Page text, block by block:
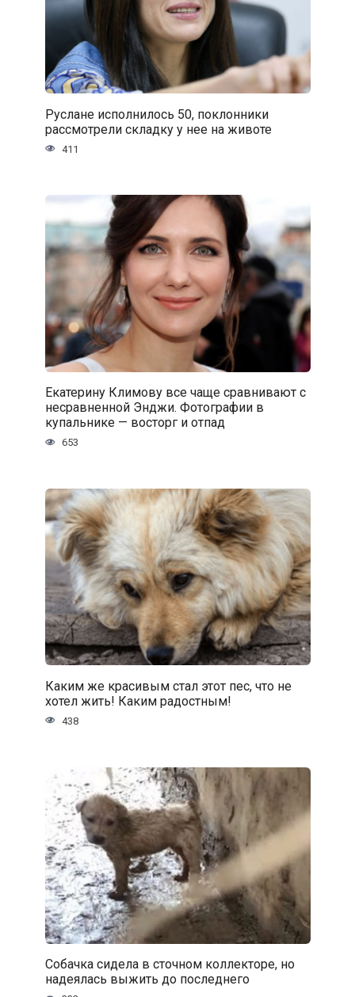
Руслане исполнилось 50, поклонники
рассмотрели складку у нее на животе
411
Екатерину Климову все чаще сравнивают с
несравненной Энджи. Фотографии в
купальнике — восторг и отпад
653
Каким же красивым стал этот пес, что не
хотел жить! Каким радостным!
438
Собачка сидела в сточном коллекторе, но
надеялась выжить до последнего